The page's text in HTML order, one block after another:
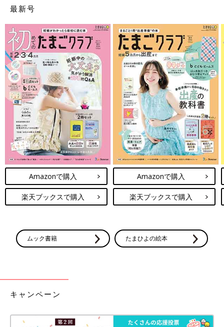
最新号
Amazonで購入
楽天ブックスで購入
Amazonで購入
楽天ブックスで購入
ムック書籍 たまひよの絵本
キャンペーン